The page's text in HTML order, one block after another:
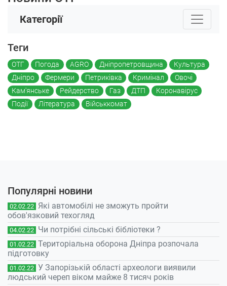
Категорії
Теги
ОТГ Погода AGRO Дніпропетровщина
Культура
Дніпро
Фермери Петриківка Кримінал
Овочі
Кам'янське
Рейдерство Газ ДТП
Коронавірус
Події
Література Військкомат
Популярні новини
02.02.22 Які автомобілі не зможуть пройти
обов'язковий техогляд
04.02.22 Чи потрібні сільські бібліотеки ?
01.02.22 Територіальна оборона Дніпра розпочала
підготовку
01.02.22 У Запорізькій області археологи виявили
людський череп віком майже 8 тисяч років